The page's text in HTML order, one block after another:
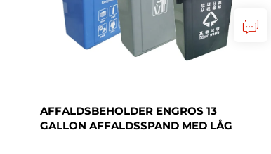
AFFALDSBEHOLDER ENGROS 13
GALLON AFFALDSSPAND MED LÅG